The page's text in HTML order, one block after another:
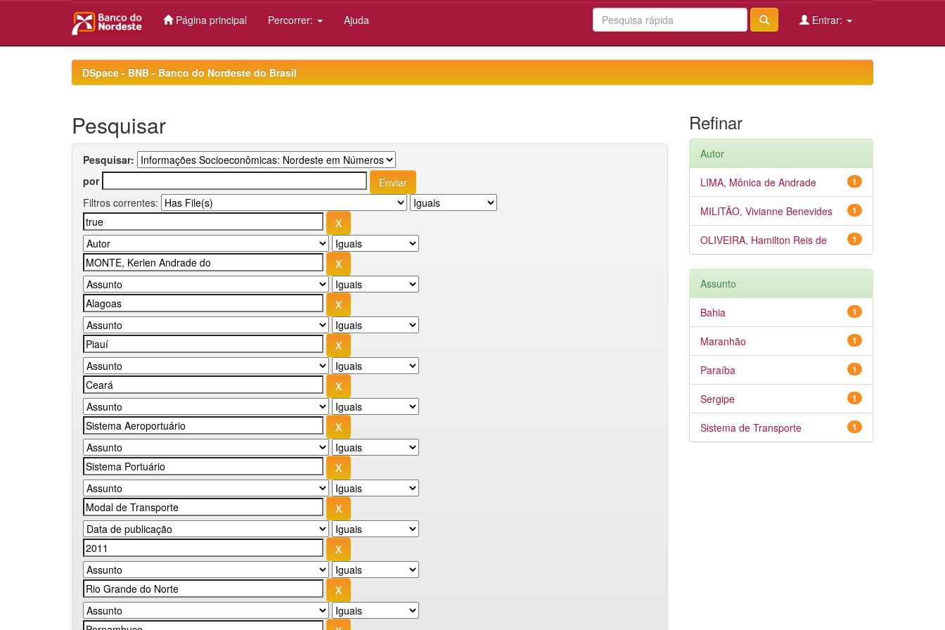
Página principal Percorrer: Ajuda Entrar:
DSpace - BNB - Banco do Nordeste do Brasil
Pesquisar
Pesquisar:
por
Filtros correntes:
Refinar
Autor
1
LIMA, Mônica de Andrade
1
MILITÃO, Vivianne Benevides
1
OLIVEIRA, Hamilton Reis de
Assunto
1
Bahia
1
Maranhão
1
Paraíba
1
Sergipe
1
Sistema de Transporte